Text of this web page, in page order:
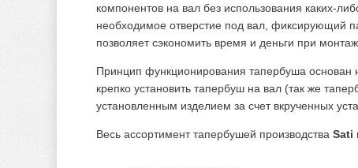
компонентов на вал без использования каких-
необходимое отверстие под вал, фиксирующий
позволяет сэкономить время и деньги при
Принцип функционирования тапербуша основан
крепко установить тапербуш на вал (так же
установленным изделием за счет вкрученных
Весь ассортимент тапербушей производства Sati